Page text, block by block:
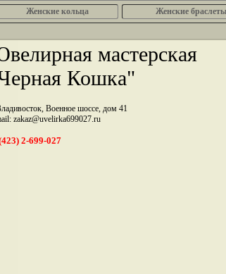
Женcкие кольца Женские браслеты
мастерская
Кошка"
Военное шоссе, дом 41
zakaz@uvelirka699027.ru
2-699-027